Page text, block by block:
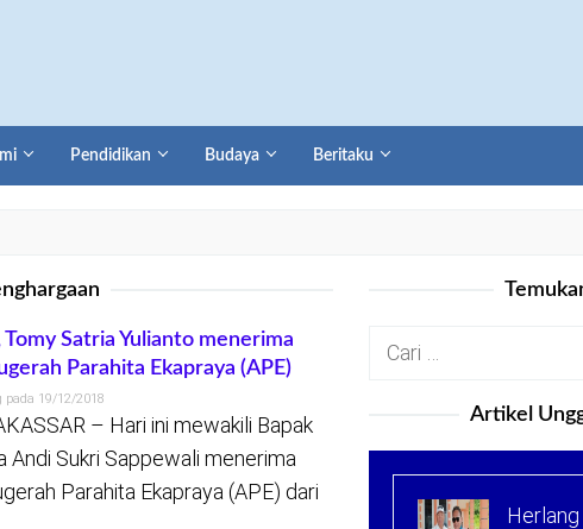
Pendidikan Budaya Beritaku
Satria Yulianto menerima
Parahita Ekapraya (APE)
pada 19/12/2018
– Hari ini mewakili Bapak
Andi Sukri Sappewali menerima
Parahita Ekapraya (APE) dari
Cari
Artikel